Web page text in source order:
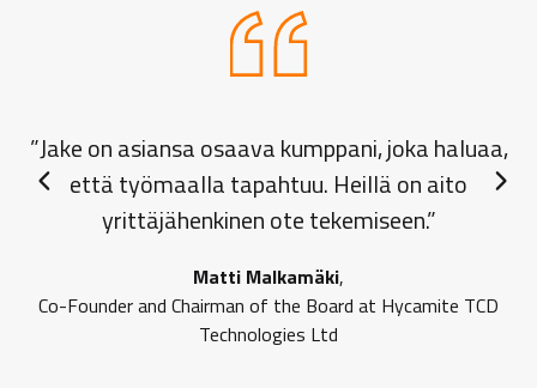
”Jake on asiansa osaava kumppani, joka haluaa,
että työmaalla tapahtuu. Heillä on aito
yrittäjähenkinen ote tekemiseen.”
Matti Malkamäki,
Co-Founder and Chairman of the Board at Hycamite TCD
Technologies Ltd
Previous slide